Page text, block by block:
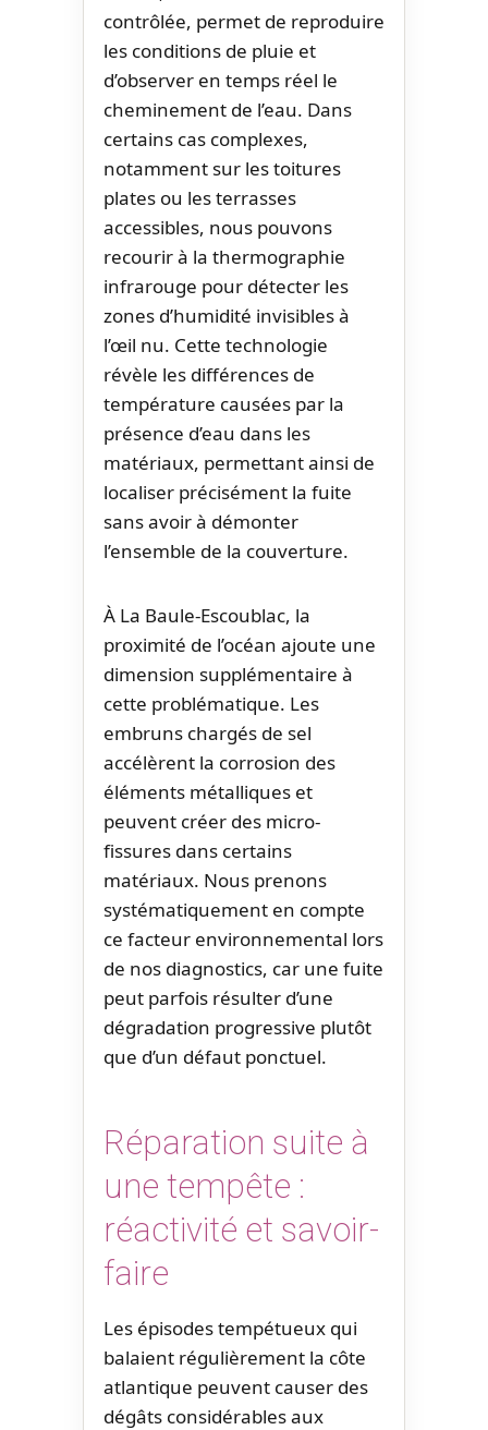
contrôlée, permet de reproduire
les conditions de pluie et
d’observer en temps réel le
cheminement de l’eau. Dans
certains cas complexes,
notamment sur les toitures
plates ou les terrasses
accessibles, nous pouvons
recourir à la thermographie
infrarouge pour détecter les
zones d’humidité invisibles à
l’œil nu. Cette technologie
révèle les différences de
température causées par la
présence d’eau dans les
matériaux, permettant ainsi de
localiser précisément la fuite
sans avoir à démonter
l’ensemble de la couverture.
À La Baule-Escoublac, la
proximité de l’océan ajoute une
dimension supplémentaire à
cette problématique. Les
embruns chargés de sel
accélèrent la corrosion des
éléments métalliques et
peuvent créer des micro-
fissures dans certains
matériaux. Nous prenons
systématiquement en compte
ce facteur environnemental lors
de nos diagnostics, car une fuite
peut parfois résulter d’une
dégradation progressive plutôt
que d’un défaut ponctuel.
Réparation suite à
une tempête :
réactivité et savoir-
faire
Les épisodes tempétueux qui
balaient régulièrement la côte
atlantique peuvent causer des
dégâts considérables aux